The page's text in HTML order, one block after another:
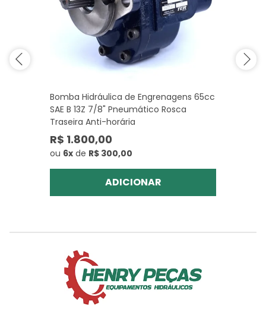
Bomba Hidráulica de Engrenagens 65cc
SAE B 13Z 7/8" Pneumático Rosca
Traseira Anti-horária
R$ 1.800,00
ou 6x de R$ 300,00
ADICIONAR